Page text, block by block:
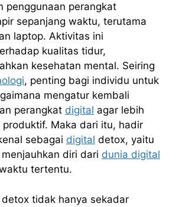
penggunaan perangkat
sepanjang waktu, terutama
laptop. Aktivitas ini
kualitas tidur,
kesehatan mental. Seiring
, penting bagi individu untuk
mengatur kembali
perangkat digital agar lebih
produktif. Maka dari itu, hadir
sebagai digital detox, yaitu
diri dari dunia digital
tertentu.
tidak hanya sekadar